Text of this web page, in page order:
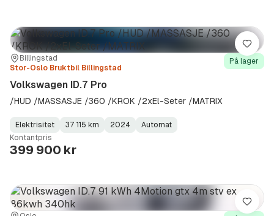
Sted:Billingstad
Forhandler:
Stor-Oslo Bruktbil Billingstad
På lager
Volkswagen ID.7 Pro
/HUD /MASSASJE /360 /KROK /2xEl-Seter /MATRIX
Fuel
Type:
Elektrisitet
Kilometerstand:
37 115 km
Model
Year:
2024
Gearbox
Type:
Automat
Kontantpris
399 900 kr
Lagre
Lagre